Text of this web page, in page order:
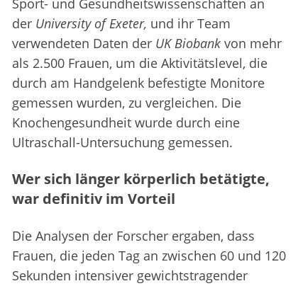
Sport- und Gesundheitswissenschaften an
der University of Exeter, und ihr Team
verwendeten Daten der UK Biobank von mehr
als 2.500 Frauen, um die Aktivitätslevel, die
durch am Handgelenk befestigte Monitore
gemessen wurden, zu vergleichen. Die
Knochengesundheit wurde durch eine
Ultraschall-Untersuchung gemessen.
Wer sich länger körperlich betätigte,
war definitiv im Vorteil
Die Analysen der Forscher ergaben, dass
Frauen, die jeden Tag an zwischen 60 und 120
Sekunden intensiver gewichtstragender